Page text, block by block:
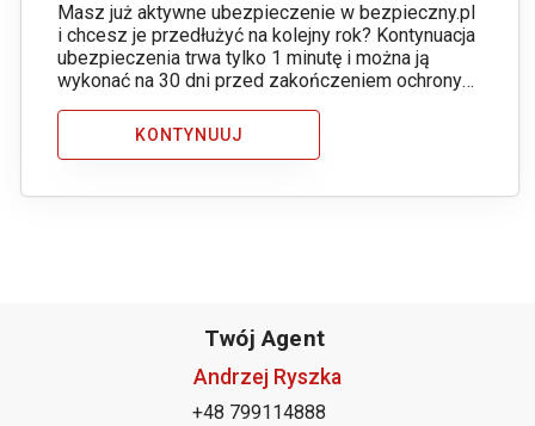
Masz już aktywne ubezpieczenie w bezpieczny.pl
i chcesz je przedłużyć na kolejny rok? Kontynuacja
ubezpieczenia trwa tylko 1 minutę i można ją
wykonać na 30 dni przed zakończeniem ochrony
KONTYNUUJ
Twój Agent
Andrzej Ryszka
+48 799114888